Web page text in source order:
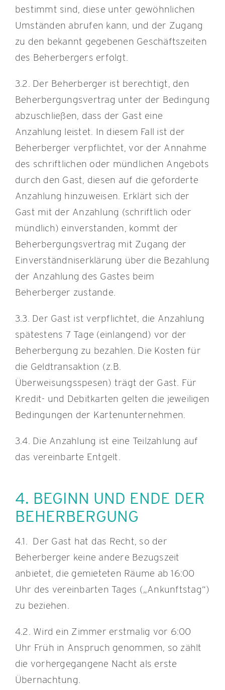
bestimmt sind, diese unter gewöhnlichen
Umständen abrufen kann, und der Zugang
zu den bekannt gegebenen Geschäftszeiten
des Beherbergers erfolgt.
3.2. Der Beherberger ist berechtigt, den
Beherbergungsvertrag unter der Bedingung
abzuschließen, dass der Gast eine
Anzahlung leistet. In diesem Fall ist der
Beherberger verpflichtet, vor der Annahme
des schriftlichen oder mündlichen Angebots
durch den Gast, diesen auf die geforderte
Anzahlung hinzuweisen. Erklärt sich der
Gast mit der Anzahlung (schriftlich oder
mündlich) einverstanden, kommt der
Beherbergungsvertrag mit Zugang der
Einverständniserklärung über die Bezahlung
der Anzahlung des Gastes beim
Beherberger zustande.
3.3. Der Gast ist verpflichtet, die Anzahlung
spätestens 7 Tage (einlangend) vor der
Beherbergung zu bezahlen. Die Kosten für
die Geldtransaktion (z.B.
Überweisungsspesen) trägt der Gast. Für
Kredit- und Debitkarten gelten die jeweiligen
Bedingungen der Kartenunternehmen.
3.4. Die Anzahlung ist eine Teilzahlung auf
das vereinbarte Entgelt.
4. BEGINN UND ENDE DER
BEHERBERGUNG
4.1. Der Gast hat das Recht, so der
Beherberger keine andere Bezugszeit
anbietet, die gemieteten Räume ab 16:00
Uhr des vereinbarten Tages („Ankunftstag“)
zu beziehen.
4.2. Wird ein Zimmer erstmalig vor 6:00
Uhr Früh in Anspruch genommen, so zählt
die vorhergegangene Nacht als erste
Übernachtung.